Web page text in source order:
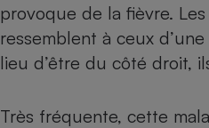
provoque de la fièvre.
ressemblent à ceux
lieu d’être du côté droit,
Très fréquente, cette